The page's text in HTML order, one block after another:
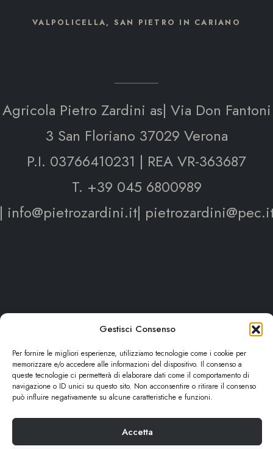
Gestisci Consenso
Per fornire le migliori esperienze, utilizziamo tecnologie come i cookie per
memorizzare e/o accedere alle informazioni del dispositivo. Il consenso a
queste tecnologie ci permetterà di elaborare dati come il comportamento di
navigazione o ID unici su questo sito. Non acconsentire o ritirare il consenso
può influire negativamente su alcune caratteristiche e funzioni.
Accetta
VALPOLICELLA, SAN PIETRO IN CARIANO
Agricola Pietro Zardini as| Via Don Fantoni
3 San Floriano 37029 Verona
P.I. 03766410231 | REA VR-363687
T. +39 045 6800989
info@pietrozardini.it|
Cantina Pietro Zardini
© 2026 Agricola Pietro Zardini